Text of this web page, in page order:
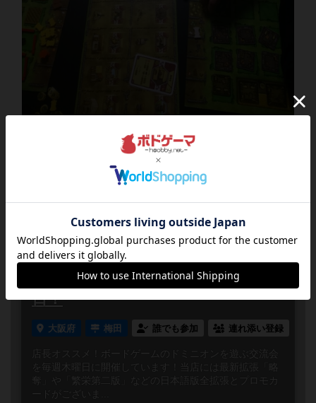
近くで予定されてるボードゲーム会
11人
2026年 08月 20日 木曜日
18:00～23:00
0
毎週開催！木曜日はドミニオンの
日！
大阪府 梅田 誰でも参加 連れ添い登録
店長オススメ！ボードゲームのドミニオンを遊ぶ交流会
を毎週木曜日に開催しています！当店には最新拡張「略
奪」や「繁栄第二版」などの日本語版全拡張とプロモカ